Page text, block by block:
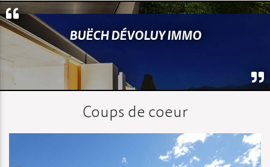
BUËCH DÉVOLUY IMMO
Coups de coeur